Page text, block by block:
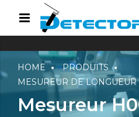
HOME
PRODUITS
MESUREUR DE LONGUEUR
Mesureur